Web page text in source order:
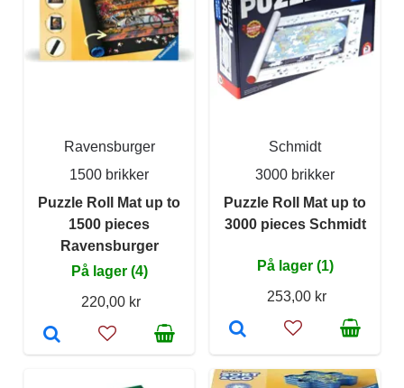
Ravensburger
1500 brikker
Puzzle Roll Mat up to
1500 pieces
Ravensburger
På lager (4)
220,00 kr
Schmidt
3000 brikker
Puzzle Roll Mat up to
3000 pieces Schmidt
På lager (1)
253,00 kr